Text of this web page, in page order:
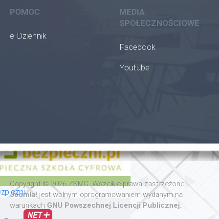
POMOC
e-Dziennik
MEDIA
SPOŁECZNOŚCIOWE
Facebook
Youtube
Copyright © 2026 ZSMG. Wszelkie prawa zastrzeżone.
Joomla! jest wolnym oprogramowaniem wydanym na
warunkach GNU Powszechnej Licencji Publicznej.